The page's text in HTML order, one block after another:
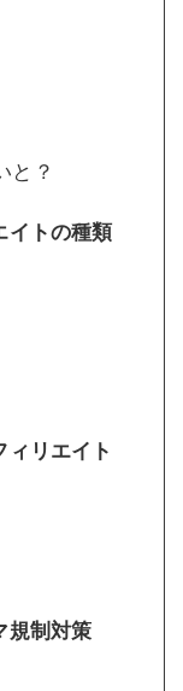
と？
イトの種類
ィリエイト
規制対策